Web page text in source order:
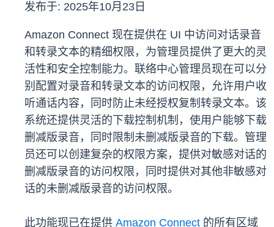
发布于: 2025年10月23日
Amazon Connect 现在提供在 UI 中访问对话录音
和转录文本的精细权限，为管理员提供了更大的灵
活性和安全控制能力。联络中心管理员现在可以分
别配置对录音和转录文本的访问权限，允许用户收
听通话内容，同时防止未经授权复制转录文本。该
系统还提供灵活的下载控制机制，使用户能够下载
删减版录音，同时限制未删减版录音的下载。管理
员还可以创建复杂的权限方案，提供对敏感对话的
删减版录音的访问权限，同时提供对其他非敏感对
话的未删减版录音的访问权限。
此功能现已在提供 Amazon Connect 的所有区域